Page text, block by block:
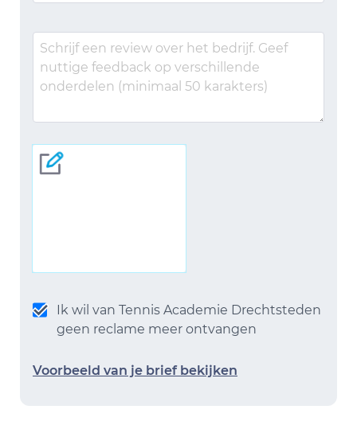
Ik wil van Tennis Academie Drechtsteden
geen reclame meer ontvangen
Voorbeeld van je brief bekijken